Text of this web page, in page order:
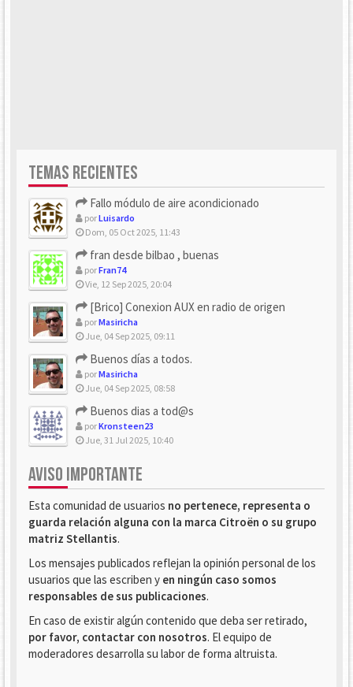
TEMAS RECIENTES
Fallo módulo de aire acondicionado
porLuisardo
Dom, 05 Oct 2025, 11:43
fran desde bilbao , buenas
porFran74
Vie, 12 Sep 2025, 20:04
[Brico] Conexion AUX en radio de origen
porMasiricha
Jue, 04 Sep 2025, 09:11
Buenos días a todos.
porMasiricha
Jue, 04 Sep 2025, 08:58
Buenos dias a tod@s
porKronsteen23
Jue, 31 Jul 2025, 10:40
AVISO IMPORTANTE
Esta comunidad de usuarios no pertenece, representa o
guarda relación alguna con la marca Citroën o su grupo
matriz Stellantis.
Los mensajes publicados reflejan la opinión personal de los
usuarios que las escriben y en ningún caso somos
responsables de sus publicaciones.
En caso de existir algún contenido que deba ser retirado,
por favor, contactar con nosotros. El equipo de
moderadores desarrolla su labor de forma altruista.